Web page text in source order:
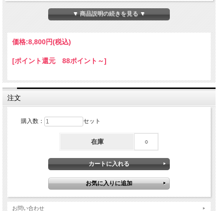
<ご注意>
天然素材を用いてハンドメイドしているたため、一点一点クオリティーが異なりま
す。
ご注文の際に、サイズのご指定を承ることはできかねます。
※写真とイメージが異なります。
▼ 商品説明の続きを見る ▼
価格:8,800円(税込)
[ポイント還元 88ポイント～]
注文
購入数： セット
在庫 ○
お問い合わせ